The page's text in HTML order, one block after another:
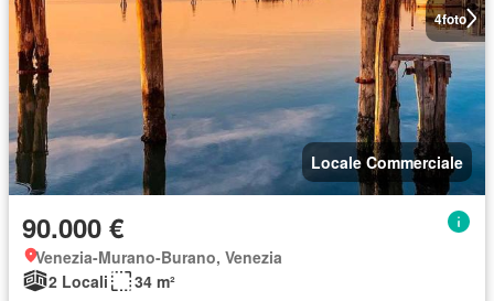
4foto
Locale Commerciale
90.000 €
Venezia-Murano-Burano, Venezia
2 Locali
34 m²